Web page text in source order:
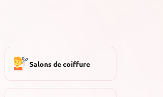
Salons de coiffure